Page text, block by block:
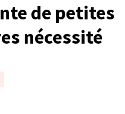
de petites
nécessité